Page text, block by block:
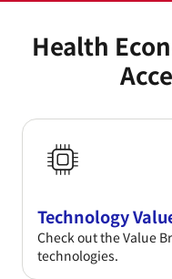
Health
Technology
Check out the Value
technologies.